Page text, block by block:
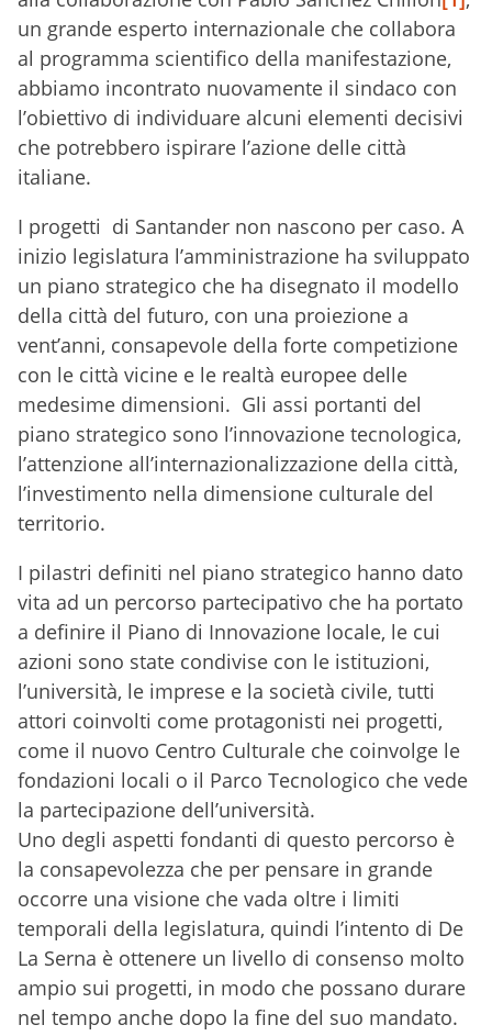
un grande esperto internazionale che collabora
al programma scientifico della manifestazione,
abbiamo incontrato nuovamente il sindaco con
l’obiettivo di individuare alcuni elementi decisivi
che potrebbero ispirare l’azione delle città
italiane.
I progetti di Santander non nascono per caso. A
inizio legislatura l’amministrazione ha sviluppato
un piano strategico che ha disegnato il modello
della città del futuro, con una proiezione a
vent’anni, consapevole della forte competizione
con le città vicine e le realtà europee delle
medesime dimensioni. Gli assi portanti del
piano strategico sono l’innovazione tecnologica,
l’attenzione all’internazionalizzazione della città,
l’investimento nella dimensione culturale del
territorio.
I pilastri definiti nel piano strategico hanno dato
vita ad un percorso partecipativo che ha portato
a definire il Piano di Innovazione locale, le cui
azioni sono state condivise con le istituzioni,
l’università, le imprese e la società civile, tutti
attori coinvolti come protagonisti nei progetti,
come il nuovo Centro Culturale che coinvolge le
fondazioni locali o il Parco Tecnologico che vede
la partecipazione dell’università.
Uno degli aspetti fondanti di questo percorso è
la consapevolezza che per pensare in grande
occorre una visione che vada oltre i limiti
temporali della legislatura, quindi l’intento di De
La Serna è ottenere un livello di consenso molto
ampio sui progetti, in modo che possano durare
nel tempo anche dopo la fine del suo mandato.